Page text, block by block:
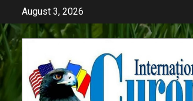
content
August 3, 2026